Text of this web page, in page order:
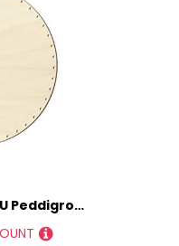
PARTY DISCOUNT NEU Peddigrohr-Boden rund, Größe 20cm